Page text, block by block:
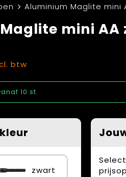
Aluminium Maglite mini
mini AA
btw
10 st.
zwart